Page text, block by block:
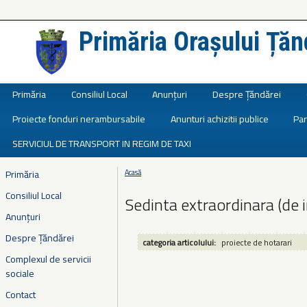
Primăria Orașului
Primăria Consiliul Local Anunțuri Despre Țăndărei
Proiecte fonduri nerambursabile
Anunturi achizitii publice
SERVICIUL DE TRANSPORT IN REGIM DE TAXI
Primăria
Consiliul Local
Anunțuri
Despre Țăndărei
Complexul de servicii
sociale
Contact
Eşti aici
Acasă
Sedinta extraordinara (de
categoria articolului: proiecte de hotarari